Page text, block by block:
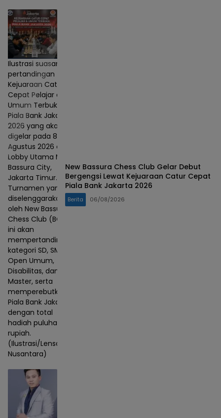
Ilustrasi suasana
pertandingan
Kejuaraan Catur
Cepat Pelajar dan
Umum Terbuka
Piala Bank Jakarta
2026 yang akan
digelar pada 8–9
Agustus 2026 di
Lobby Utama Mall
Bassura City,
Jakarta Timur.
Turnamen yang
diselenggarakan
oleh New Bassura
Chess Club (BCC)
ini akan
mempertandingkan
kategori SD, SMP,
Open Umum,
Disabilitas, dan
Master, serta
memperebutkan
Piala Bank Jakarta
dengan total
hadiah puluhan juta
rupiah.
(Ilustrasi/Lensa
Nusantara)
New Bassura Chess Club Gelar Debut
Bergengsi Lewat Kejuaraan Catur Cepat
Piala Bank Jakarta 2026
Berita 06/08/2026